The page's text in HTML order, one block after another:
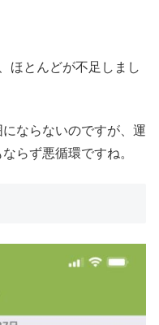
ほとんどが不足しまし
ならないのですが、運
らず悪循環ですね。